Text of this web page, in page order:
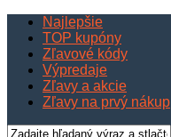
Najlepšie
TOP kupóny
Zľavové kódy
Výpredaje
Zľavy a akcie
Zľavy na prvý nákup